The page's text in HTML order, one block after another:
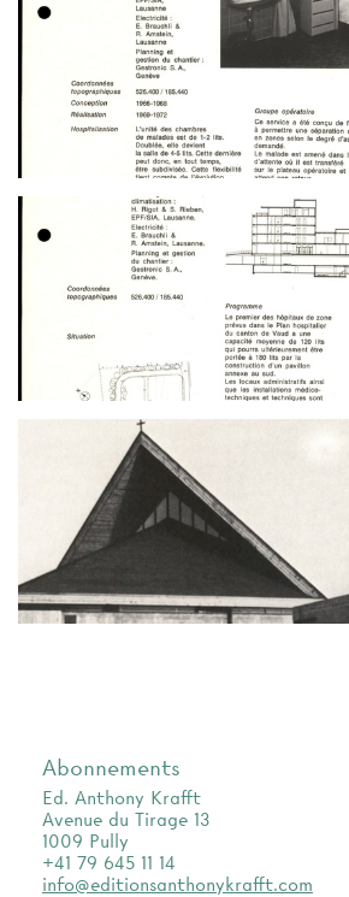
Abonnements
Ed. Anthony Krafft
Avenue du Tirage 13
1009 Pully
+41 79 645 11 14
info@editionsanthonykrafft.com